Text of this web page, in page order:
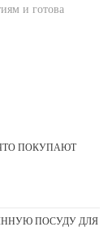
и готова
ПОКУПАЮТ
ПОСУДУ ДЛЯ